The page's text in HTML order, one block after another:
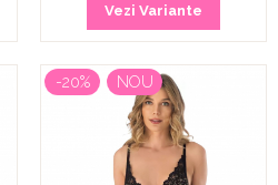
Vezi Variante
-20% NOU